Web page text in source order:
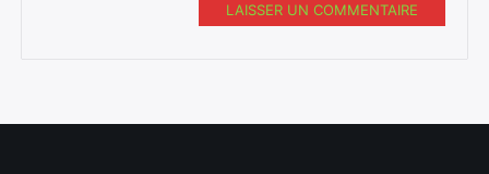
LAISSER UN COMMENTAIRE